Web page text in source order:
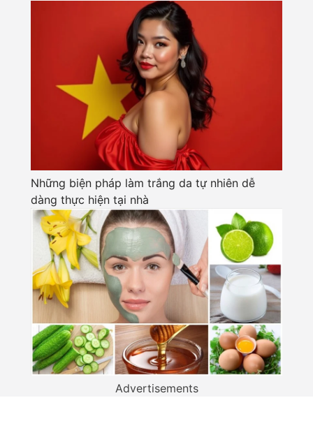
Những biện pháp làm trắng da tự nhiên dễ
dàng thực hiện tại nhà
Advertisements